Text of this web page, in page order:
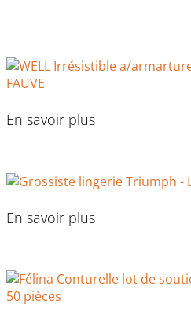
En savoir plus
En savoir plus